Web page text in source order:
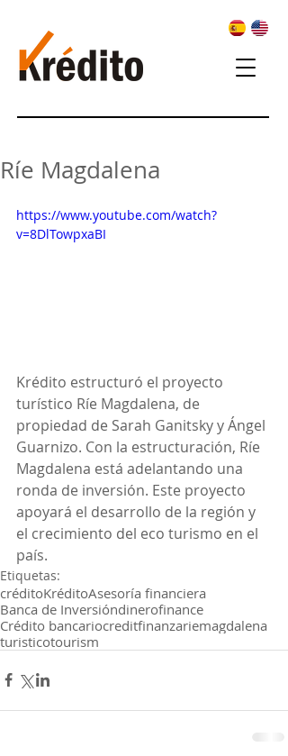
Ríe Magdalena
https://www.youtube.com/watch?
v=8DlTowpxaBI
Krédito estructuró el proyecto
turístico Ríe Magdalena, de
propiedad de Sarah Ganitsky y Ángel
Guarnizo. Con la estructuración, Ríe
Magdalena está adelantando una
ronda de inversión. Este proyecto
apoyará el desarrollo de la región y
el crecimiento del eco turismo en el
país.
Etiquetas:
créditoKréditoAsesoría financiera
Banca de Inversióndinerofinance
Crédito bancariocreditfinanzariemagdalena
turisticotourism